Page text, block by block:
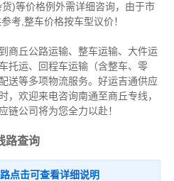
)等价格例外需详细咨询，由于市
考,整车价格按车型议价！
商丘公路运输、整车运输、大件运
托运、回程车运输（含整车、零
送等多项物流服务。好运吉通供应
，欢迎来电咨询南通至商丘专线，
链公司将为您全力以赴！
路查询
点击可查看详细说明